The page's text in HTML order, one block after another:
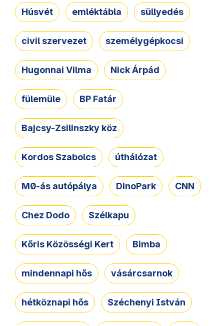
Húsvét emléktábla süllyedés
civil szervezet személygépkocsi
Hugonnai Vilma Nick Árpád
fülemüle BP Fatár
Bajcsy-Zsilinszky köz
Kordos Szabolcs úthálózat
M0-ás autópálya DinoPark CNN
Chez Dodo Szélkapu
Kőris Közösségi Kert Bimba
mindennapi hős vásárcsarnok
hétköznapi hős Széchenyi István